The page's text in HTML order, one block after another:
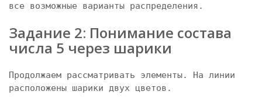
все возможные варианты распределения.
Задание 2: Понимание состава
числа 5 через шарики
Продолжаем рассматривать элементы. На линии
расположены шарики двух цветов.